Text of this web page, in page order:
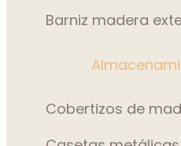
Barniz madera
Cobertizos de